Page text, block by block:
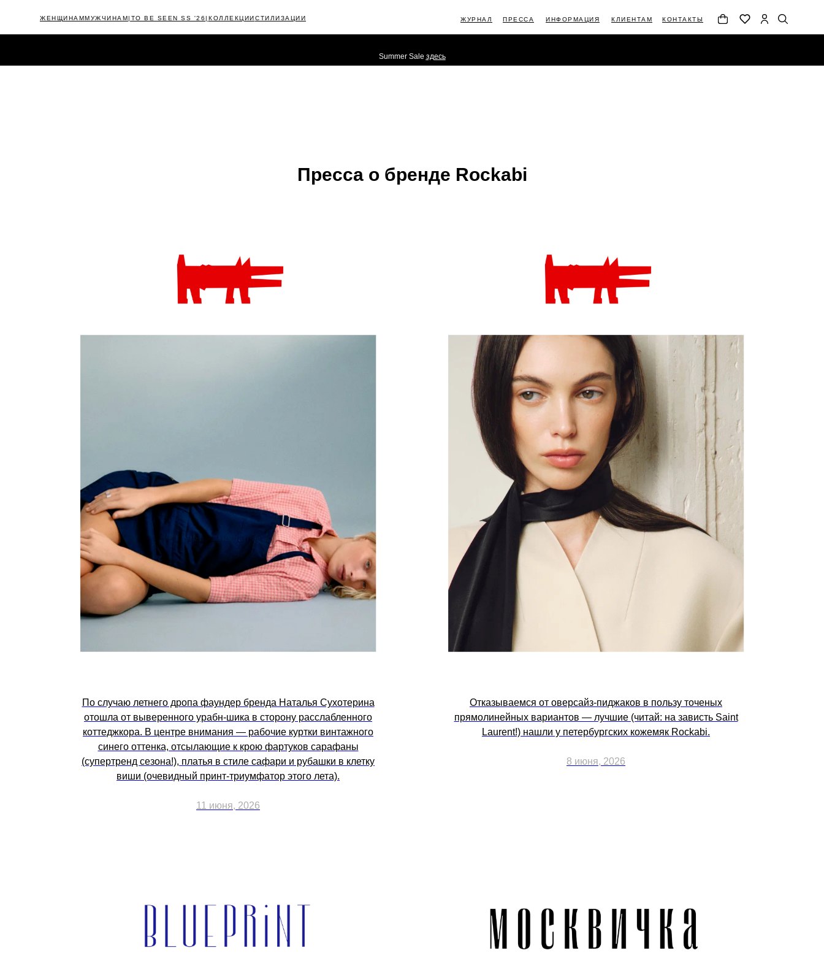
Summer Sale здесь
ЖЕНЩИНАММУЖЧИНАМ|TO BE SEEN SS '26| КОЛЛЕКЦИИСТИЛИЗАЦИИ КОНТАКТЫ
ИНФОРМАЦИЯ КЛИЕНТАМ
ПРЕССА
ЖУРНАЛ
Пресса о бренде Rockabi
По случаю летнего дропа фаундер бренда Наталья Сухотерина
отошла от выверенного урабн-шика в сторону расслабленного
коттеджкора. В центре внимания — рабочие куртки винтажного
синего оттенка, отсылающие к крою фартуков сарафаны
(супертренд сезона!), платья в стиле сафари и рубашки в клетку
виши (очевидный принт-триумфатор этого лета).
11 июня, 2026
Отказываемся от оверсайз-пиджаков в пользу точеных
прямолинейных вариантов — лучшие (читай: на зависть Saint
Laurent!) нашли у петербургских кожемяк Rockabi.
8 июня, 2026